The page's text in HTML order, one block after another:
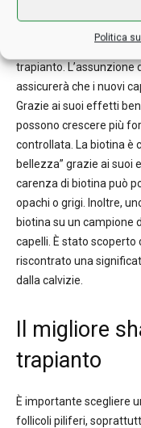
Politica
La biotina (vitamina
medici raccomandano
trapianto. L’assunzione
assicurerà che i nuovi
Grazie ai suoi effetti
possono crescere più
controllata. La biotina è
bellezza” grazie ai suoi
carenza di biotina può
opachi o grigi. Inoltre,
biotina su un campione
capelli. È stato scoperto
riscontrato una
dalla calvizie.
Il migliore
trapianto
È importante scegliere
follicoli piliferi,